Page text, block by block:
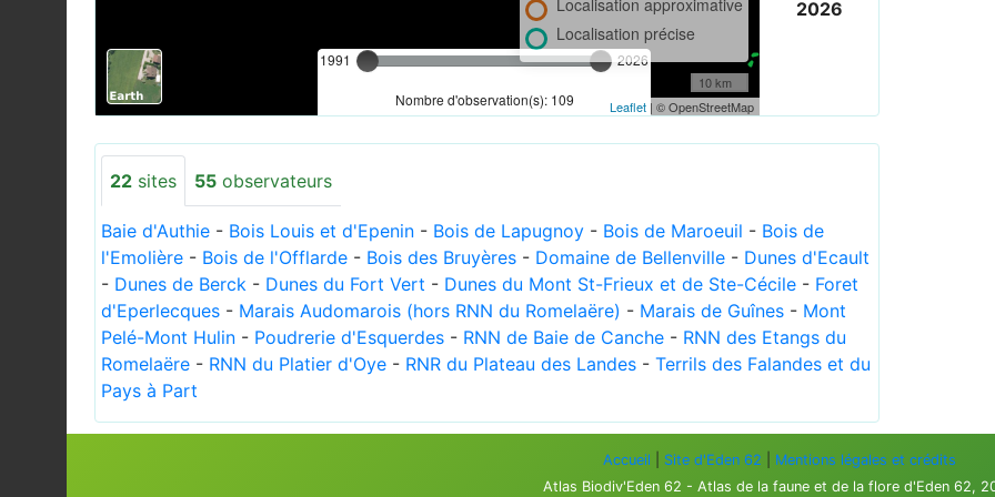
1991 2026
Nombre d'observation(s): 109
Localisation précise
10 km
Leaflet| © OpenStreetMap
2026
22 sites 55 observateurs
Baie d'Authie - Bois Louis et d'Epenin - Bois de Lapugnoy - Bois de Maroeuil - Bois de
l'Emolière - Bois de l'Offlarde - Bois des Bruyères - Domaine de Bellenville - Dunes d'Ecault
- Dunes de Berck - Dunes du Fort Vert - Dunes du Mont St-Frieux et de Ste-Cécile - Foret
d'Eperlecques - Marais Audomarois (hors RNN du Romelaëre) - Marais de Guînes - Mont
Pelé-Mont Hulin - Poudrerie d'Esquerdes - RNN de Baie de Canche - RNN des Etangs du
Romelaëre - RNN du Platier d'Oye - RNR du Plateau des Landes - Terrils des Falandes et du
Pays à Part
Accueil Site d'Eden 62
Mentions légales et crédits
Atlas Biodiv'Eden 62 - Atlas de la faune et de la flore d'Eden 62,